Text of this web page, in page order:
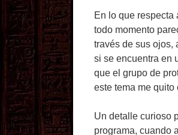
En lo que respecta
todo momento
través de sus ojos,
si se encuentra en
que el grupo de
este tema me quito
Un detalle curioso
programa, cuando